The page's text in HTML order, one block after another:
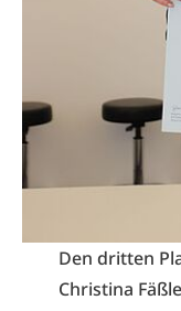
Den dritten
Christina